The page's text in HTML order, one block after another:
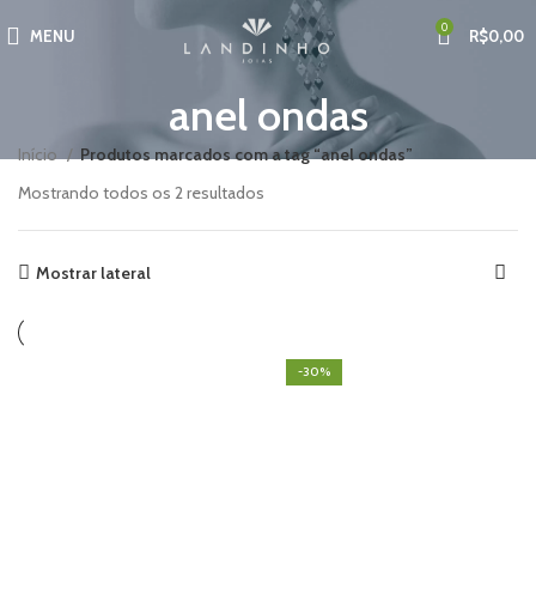
MENU 0 R$0,00
anel ondas
Início
Produtos marcados com a tag “anel ondas”
Mostrando todos os 2 resultados
Mostrar lateral
-30%